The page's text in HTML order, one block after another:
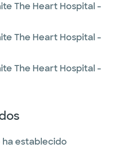
The Heart Hospital -
The Heart Hospital -
The Heart Hospital -
establecido